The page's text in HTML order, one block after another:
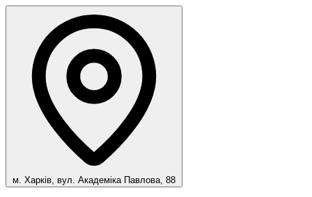
м. Харків, вул. Академіка Павлова, 88